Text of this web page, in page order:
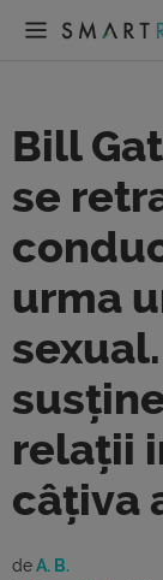
Bill
se
urma
relații
câțiva
deA. B.